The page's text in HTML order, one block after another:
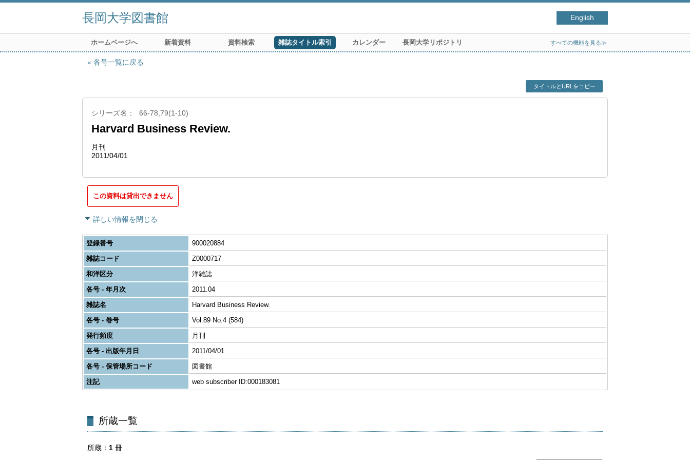
長岡大学図書館 English
ホームページへ 新着資料 資料検索 雑誌タイトル索引 カレンダー 長岡大学リポジトリ すべての機能を見る≫
各号一覧に戻る
タイトルとURLをコピー
シリーズ名 66-78,79(1-10)
Harvard Business Review.
月刊
2011/04/01
この資料は貸出できません
詳しい情報を閉じる
登録番号
900020884
雑誌コード
Z0000717
和洋区分
洋雑誌
各号 - 年月次
2011.04
雑誌名
Harvard Business Review.
各号 - 巻号
Vol.89 No.4 (584)
発行頻度
月刊
各号 - 出版年月日
2011/04/01
各号 - 保管場所コード
図書館
注記
web subscriber ID:000183081
所蔵一覧
所蔵 1 冊